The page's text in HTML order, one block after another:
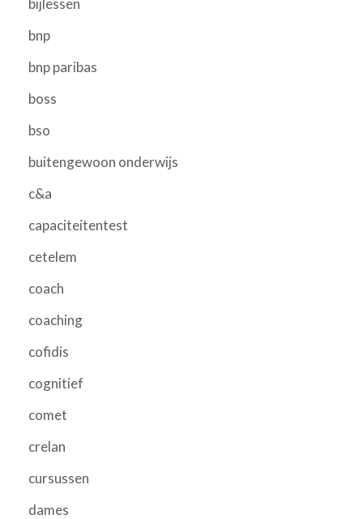
bnp
bnp paribas
boss
bso
buitengewoon onderwijs
c&a
capaciteitentest
cetelem
coach
coaching
cofidis
cognitief
comet
crelan
cursussen
dames